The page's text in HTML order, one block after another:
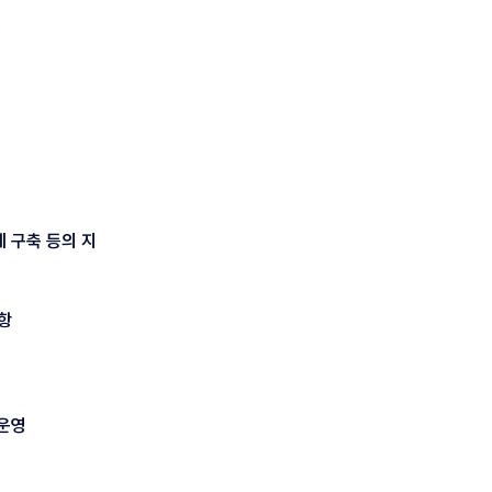
구축 등의 지
영